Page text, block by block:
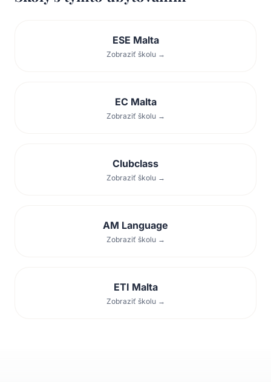
ESE Malta
Zobraziť školu →
EC Malta
Zobraziť školu →
Clubclass
Zobraziť školu →
AM Language
Zobraziť školu →
ETI Malta
Zobraziť školu →